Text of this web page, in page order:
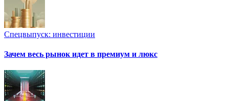
Спецвыпуск: инвестиции
Зачем весь рынок идет в премиум и люкс